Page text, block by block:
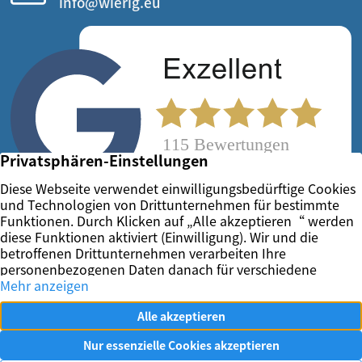
Vertrag widerrufen
Kontakt
Ihr Immobilienmakler in Essen